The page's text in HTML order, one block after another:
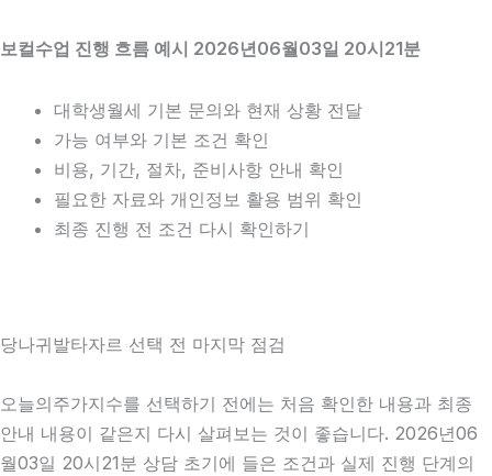
보컬수업 진행 흐름 예시 2026년06월03일 20시21분
대학생월세 기본 문의와 현재 상황 전달
가능 여부와 기본 조건 확인
비용, 기간, 절차, 준비사항 안내 확인
필요한 자료와 개인정보 활용 범위 확인
최종 진행 전 조건 다시 확인하기
당나귀발타자르 선택 전 마지막 점검
오늘의주가지수를 선택하기 전에는 처음 확인한 내용과 최종
안내 내용이 같은지 다시 살펴보는 것이 좋습니다. 2026년06
월03일 20시21분 상담 초기에 들은 조건과 실제 진행 단계의